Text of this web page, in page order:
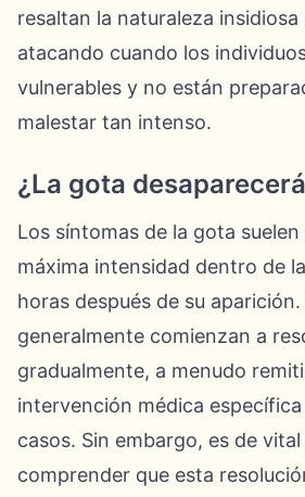
resaltan la naturaleza insidiosa
atacando cuando los
vulnerables y no están
malestar tan intenso.
¿La gota
Los síntomas de la gota suelen
máxima intensidad dentro de
horas después de su
generalmente comienzan a
gradualmente, a menudo
intervención médica
casos. Sin embargo, es de
comprender que esta